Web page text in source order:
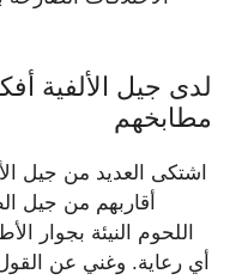
لدى جيل الألفية
مطابخهم
أقاربهم من جيل
اللحوم النيئة بجوار
أي رعاية. وغني عن